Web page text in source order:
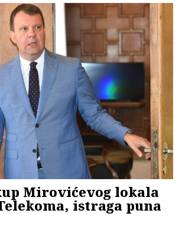
Mirovićevog lokala
istraga puna